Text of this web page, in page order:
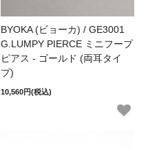
BYOKA (ビョーカ) / GE3001
G.LUMPY PIERCE ミニフープ
ピアス - ゴールド (両耳タイ
プ)
10,560円(税込)